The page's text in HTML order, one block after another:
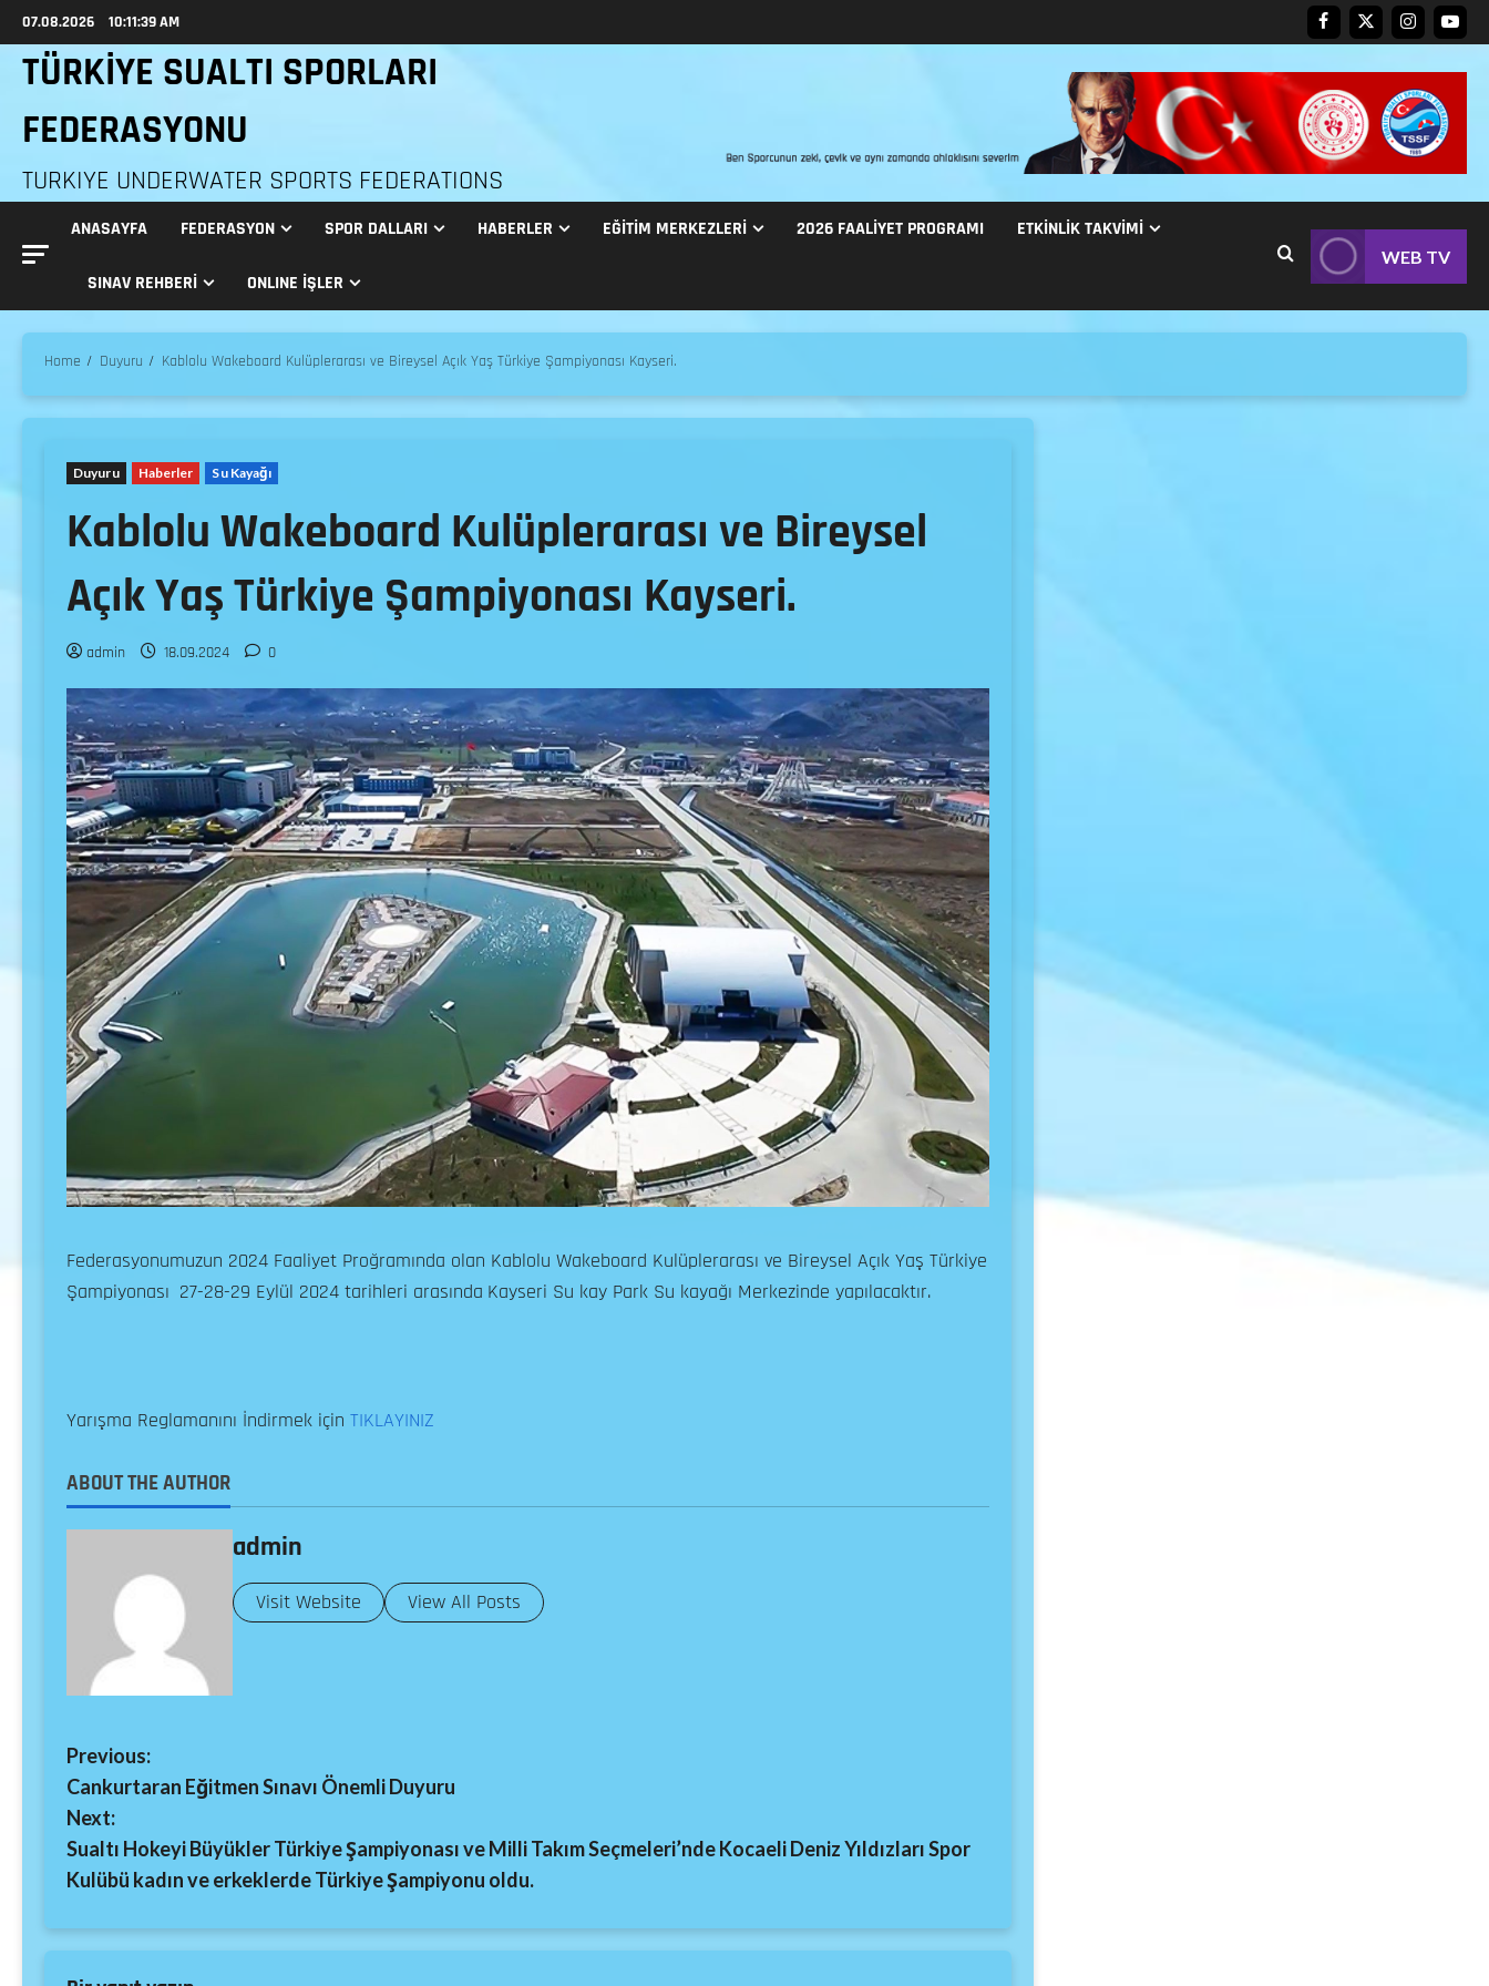
07.08.2026 10:11:40 AM
TÜRKİYE SUALTI SPORLARI
FEDERASYONU
TURKIYE UNDERWATER SPORTS FEDERATIONS
ANASAYFA FEDERASYON SPOR DALLARI HABERLER EĞITIM MERKEZLERI 2026 FAALİYET PROGRAMI ETKINLIK TAKVIMI
SINAV REHBERI ONLINE İŞLER
WEB TV
Home Duyuru Kablolu Wakeboard Kulüplerarası ve Bireysel Açık Yaş Türkiye Şampiyonası Kayseri.
Duyuru Haberler Su Kayağı
Kablolu Wakeboard Kulüplerarası ve Bireysel
Açık Yaş Türkiye Şampiyonası Kayseri.
admin 18.09.2024 0
Federasyonumuzun 2024 Faaliyet Proğramında olan Kablolu Wakeboard Kulüplerarası ve Bireysel Açık Yaş Türkiye
Şampiyonası 27-28-29 Eylül 2024 tarihleri arasında Kayseri Su kay Park Su kayağı Merkezinde yapılacaktır.
Yarışma Reglamanını İndirmek için TIKLAYINIZ
ABOUT THE AUTHOR
admin
Visit Website View All Posts
Previous:
Cankurtaran Eğitmen Sınavı Önemli Duyuru
Next:
Sualtı Hokeyi Büyükler Türkiye Şampiyonası ve Milli Takım Seçmeleri’nde Kocaeli Deniz Yıldızları Spor
Kulübü kadın ve erkeklerde Türkiye Şampiyonu oldu.